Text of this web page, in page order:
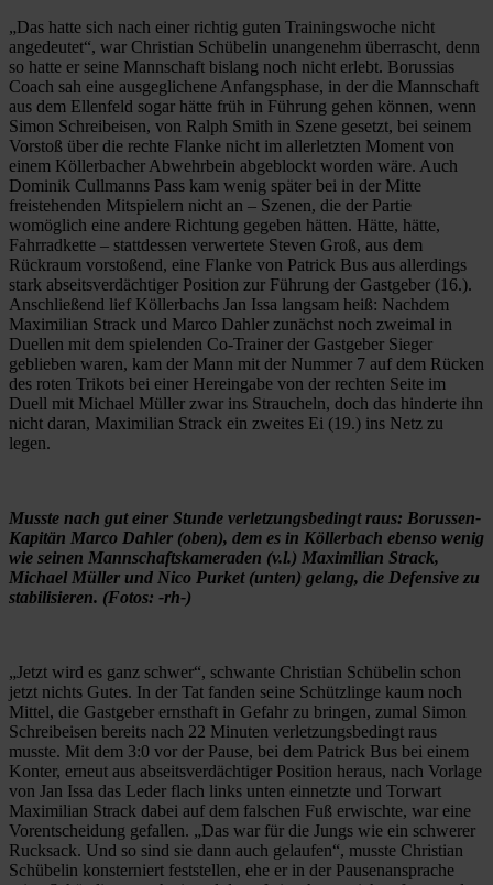
„Das hatte sich nach einer richtig guten Trainingswoche nicht
angedeutet“, war Christian Schübelin unangenehm überrascht, denn
so hatte er seine Mannschaft bislang noch nicht erlebt. Borussias
Coach sah eine ausgeglichene Anfangsphase, in der die Mannschaft
aus dem Ellenfeld sogar hätte früh in Führung gehen können, wenn
Simon Schreibeisen, von Ralph Smith in Szene gesetzt, bei seinem
Vorstoß über die rechte Flanke nicht im allerletzten Moment von
einem Köllerbacher Abwehrbein abgeblockt worden wäre. Auch
Dominik Cullmanns Pass kam wenig später bei in der Mitte
freistehenden Mitspielern nicht an – Szenen, die der Partie
womöglich eine andere Richtung gegeben hätten. Hätte, hätte,
Fahrradkette – stattdessen verwertete Steven Groß, aus dem
Rückraum vorstoßend, eine Flanke von Patrick Bus aus allerdings
stark abseitsverdächtiger Position zur Führung der Gastgeber (16.).
Anschließend lief Köllerbachs Jan Issa langsam heiß: Nachdem
Maximilian Strack und Marco Dahler zunächst noch zweimal in
Duellen mit dem spielenden Co-Trainer der Gastgeber Sieger
geblieben waren, kam der Mann mit der Nummer 7 auf dem Rücken
des roten Trikots bei einer Hereingabe von der rechten Seite im
Duell mit Michael Müller zwar ins Straucheln, doch das hinderte ihn
nicht daran, Maximilian Strack ein zweites Ei (19.) ins Netz zu
legen.
Musste nach gut einer Stunde verletzungsbedingt raus: Borussen-
Kapitän Marco Dahler (oben), dem es in Köllerbach ebenso wenig
wie seinen Mannschaftskameraden (v.l.) Maximilian Strack,
Michael Müller und Nico Purket (unten) gelang, die Defensive zu
stabilisieren. (Fotos: -rh-)
„Jetzt wird es ganz schwer“, schwante Christian Schübelin schon
jetzt nichts Gutes. In der Tat fanden seine Schützlinge kaum noch
Mittel, die Gastgeber ernsthaft in Gefahr zu bringen, zumal Simon
Schreibeisen bereits nach 22 Minuten verletzungsbedingt raus
musste. Mit dem 3:0 vor der Pause, bei dem Patrick Bus bei einem
Konter, erneut aus abseitsverdächtiger Position heraus, nach Vorlage
von Jan Issa das Leder flach links unten einnetzte und Torwart
Maximilian Strack dabei auf dem falschen Fuß erwischte, war eine
Vorentscheidung gefallen. „Das war für die Jungs wie ein schwerer
Rucksack. Und so sind sie dann auch gelaufen“, musste Christian
Schübelin konsterniert feststellen, ehe er in der Pausenansprache